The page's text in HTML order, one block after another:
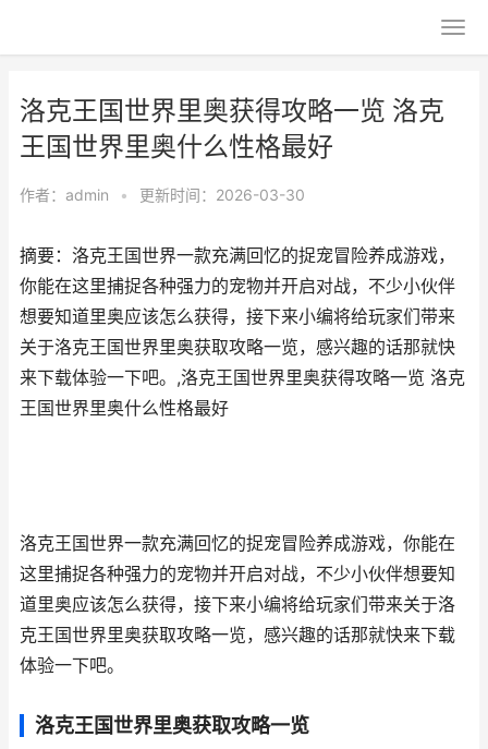
洛克王国世界里奥获得攻略一览 洛克
王国世界里奥什么性格最好
作者： admin • 更新时间：2026-03-30
摘要：洛克王国世界一款充满回忆的捉宠冒险养成游戏，
你能在这里捕捉各种强力的宠物并开启对战，不少小伙伴
想要知道里奥应该怎么获得，接下来小编将给玩家们带来
关于洛克王国世界里奥获取攻略一览，感兴趣的话那就快
来下载体验一下吧。,洛克王国世界里奥获得攻略一览 洛克
王国世界里奥什么性格最好
洛克王国世界一款充满回忆的捉宠冒险养成游戏，你能在
这里捕捉各种强力的宠物并开启对战，不少小伙伴想要知
道里奥应该怎么获得，接下来小编将给玩家们带来关于洛
克王国世界里奥获取攻略一览，感兴趣的话那就快来下载
体验一下吧。
洛克王国世界里奥获取攻略一览